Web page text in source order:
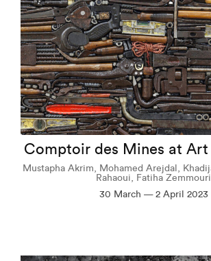
Comptoir des Mines at Art
Mustapha Akrim, Mohamed Arejdal,
Rahaoui, Fatiha Zemmouri
30 March — 2 April 2023